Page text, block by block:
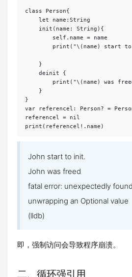
class Person{
    let name:String
    init(name: String){
        self.name = name
print("\(name) start
    }
    deinit {
print("\(name) was
    }
}
var referencel: Person? =
referencel = nil
print(referencel!.name)
John start to init.
John was freed
fatal error: unexpectedly
unwrapping an Optional value
(lldb)
即，强制访问会导致程序崩溃。
二、循环强引用